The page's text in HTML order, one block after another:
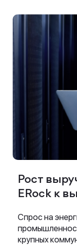
Рост
ERock к
Спрос на
крупных